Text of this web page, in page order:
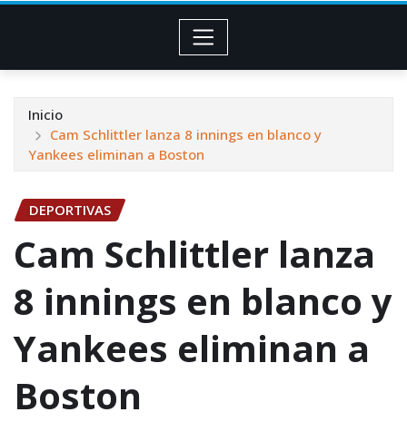
Inicio
Cam Schlittler lanza 8 innings en blanco y
Yankees eliminan a Boston
DEPORTIVAS
Cam Schlittler lanza
8 innings en blanco y
Yankees eliminan a
Boston